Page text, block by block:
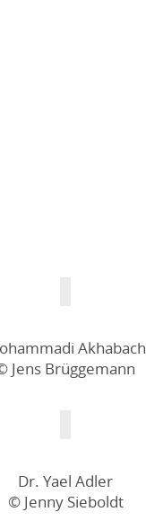
Akhabach
Jens Brüggemann
Dr. Yael Adler
© Jenny Sieboldt